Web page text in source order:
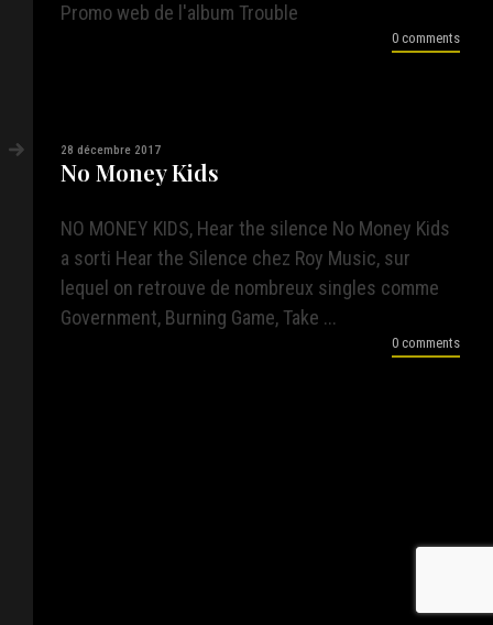
Promo web de l'album Trouble
0 comments
28 décembre 2017
No Money Kids
NO MONEY KIDS, Hear the silence No Money Kids
a sorti Hear the Silence chez Roy Music, sur
lequel on retrouve de nombreux singles comme
Government, Burning Game, Take ...
0 comments